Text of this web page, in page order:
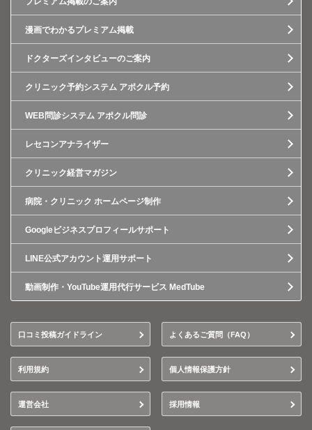
漫画でわかるプレミアム掲載
ドクターズインタビューのご案内
クリニック予約システム アポクル予約
WEB問診システム アポクル問診
レセコンアナライザー
クリニック経営マガジン
病院・クリニック ホームページ制作
Googleビジネスプロフィールサポート
LINE公式アカウント運用サポート
動画制作・YouTube運用代行サービス MedTube
口コミ投稿ガイドライン よくあるご質問（FAQ）
利用規約 個人情報保護方針
運営会社 採用情報